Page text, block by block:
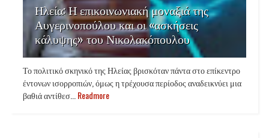
Ηλεία: Η επικοινωνιακή μοναξιά της
Αυγερινοπούλου και οι «ασκήσεις
κάλυψης» του Νικολακόπουλου
Το πολιτικό σκηνικό της Ηλείας βρισκόταν πάντα στο επίκεντρο
έντονων ισορροπιών, όμως η τρέχουσα περίοδος αναδεικνύει μια
βαθιά αντίθεσ...Readmore